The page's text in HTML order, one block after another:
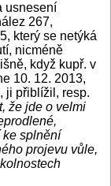
usnesení
267,
který se netýká
nicméně
když kupř. v
10. 12. 2013,
ji přiblížil, resp.
že jde o velmi
ke splnění
projevu vůle,